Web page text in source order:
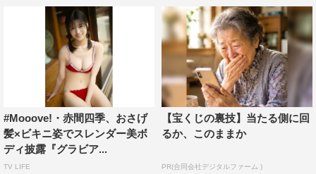
#Mooove!・赤間四季、おさげ
髪×ビキニ姿でスレンダー美ボ
ディ披露『グラビア...
TV LIFE
【宝くじの裏技】当たる側に回
るか、このままか
PR(合同会社デジタルファーム )